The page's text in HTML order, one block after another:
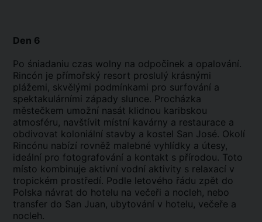
Den 6
Po śniadaniu czas wolny na odpočinek a opalování.
Rincón je přímořský resort proslulý krásnými
plážemi, skvělými podmínkami pro surfování a
spektakulárními západy slunce. Procházka
městečkem umožní nasát klidnou karibskou
atmosféru, navštívit místní kavárny a restaurace a
obdivovat koloniální stavby a kostel San José. Okolí
Rincónu nabízí rovněž malebné vyhlídky a útesy,
ideální pro fotografování a kontakt s přírodou. Toto
místo kombinuje aktivní vodní aktivity s relaxací v
tropickém prostředí. Podle letového řádu zpět do
Polska návrat do hotelu na večeři a nocleh, nebo
transfer do San Juan, ubytování v hotelu, večeře a
nocleh.